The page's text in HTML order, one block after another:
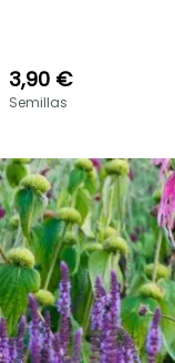
3,90 €
Semillas